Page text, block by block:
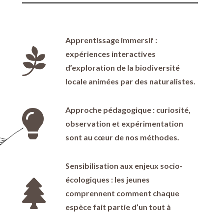

Apprentissage immersif :
expériences interactives
d’exploration de la biodiversité
locale animées par des naturalistes.

Approche pédagogique : curiosité,
observation et expérimentation
sont au cœur de nos méthodes.

Sensibilisation aux enjeux socio-
écologiques : les jeunes
comprennent comment chaque
espèce fait partie d’un tout à